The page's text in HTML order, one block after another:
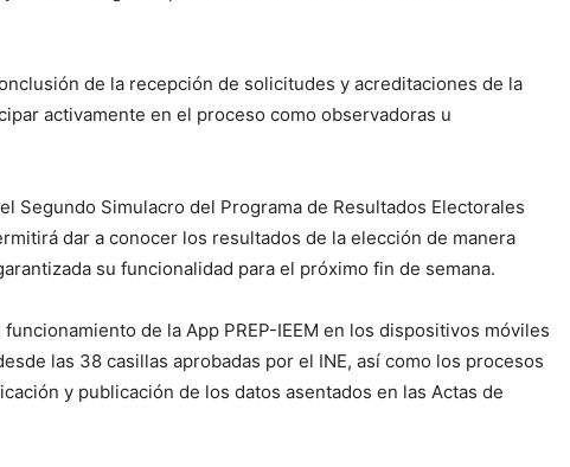
de la recepción de solicitudes y acreditaciones de la
activamente en el proceso como observadoras u
Segundo Simulacro del Programa de Resultados Electorales
dar a conocer los resultados de la elección de manera
su funcionalidad para el próximo fin de semana.
de la App PREP-IEEM en los dispositivos móviles
las 38 casillas aprobadas por el INE, así como los procesos
y publicación de los datos asentados en las Actas de